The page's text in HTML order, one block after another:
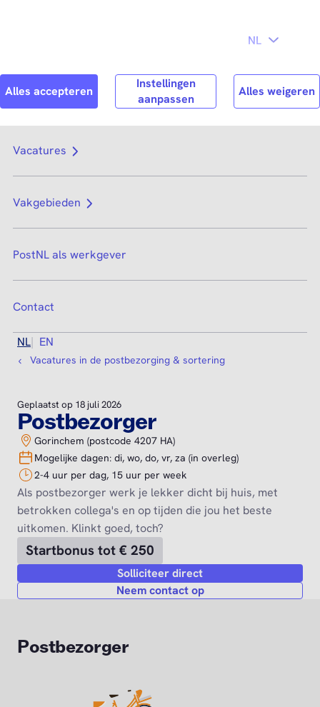
Search Zoek
Vacatures
Vakgebieden
PostNL als werkgever
Contact
NL EN
Vacatures in de postbezorging & sortering